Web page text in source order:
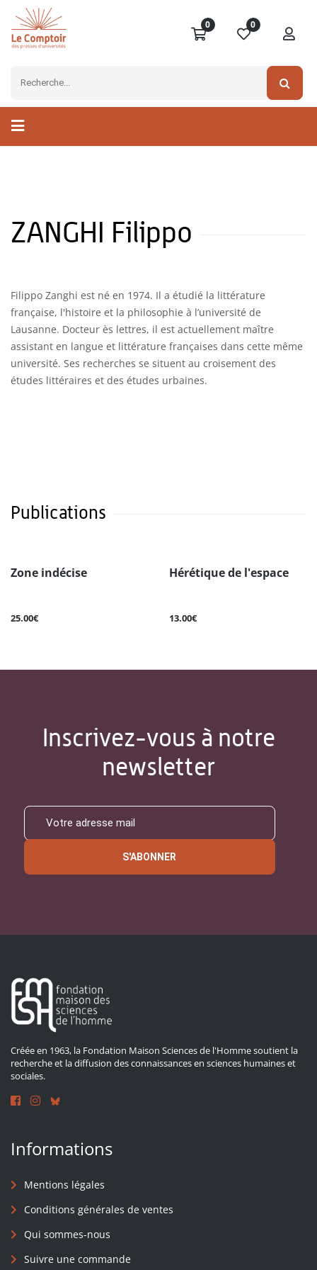
0 0
ZANGHI Filippo
Filippo Zanghi est né en 1974. Il a étudié la littérature
française, l'histoire et la philosophie à l’université de
Lausanne. Docteur ès lettres, il est actuellement maître
assistant en langue et littérature françaises dans cette même
université. Ses recherches se situent au croisement des
études littéraires et des études urbaines.
Publications
Zone indécise
25.00€
Hérétique de l'espace
13.00€
Inscrivez-vous à notre
newsletter
S'ABONNER
Créée en 1963, la Fondation Maison Sciences de l'Homme soutient la
recherche et la diffusion des connaissances en sciences humaines et
sociales.
Informations
Mentions légales
Conditions générales de ventes
Qui sommes-nous
Suivre une commande